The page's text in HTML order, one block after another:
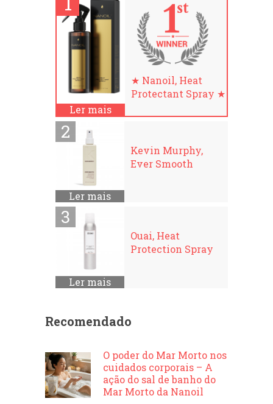
★ Nanoil, Heat
Protectant Spray ★
Ler mais
Kevin Murphy,
Ever Smooth
Ler mais
Ouai, Heat
Protection Spray
Ler mais
Recomendado
O poder do Mar Morto nos
cuidados corporais – A
ação do sal de banho do
Mar Morto da Nanoil